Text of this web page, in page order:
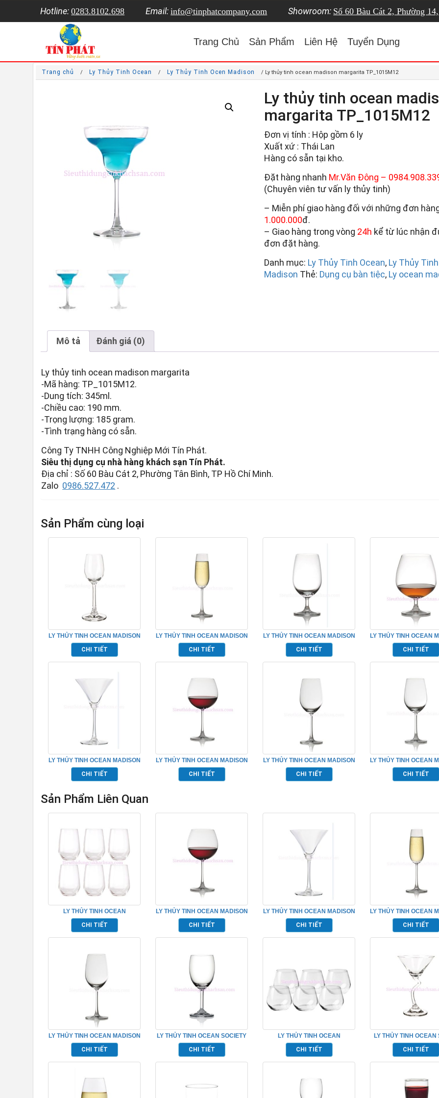
Hotline: 0283.8102.698 Email: info@tinphatcompany.com Showroom: Số 60 Bàu Cát 2, Phường
Trang Chủ Sản Phẩm Liên Hệ Tuyển Dụng
Trang chủ / Ly Thủy Tinh Ocean / Ly Thủy Tinh Ocen Madison / Ly thủy tinh ocean madison margarita TP_1015M12
Ly thủy tinh ocean
margarita TP_1015M12
Đơn vị tính : Hộp gồm 6 ly
Xuất xứ : Thái Lan
Hàng có sẵn tại kho.
Đặt hàng nhanh Mr.Văn Đông –
(Chuyên viên tư vấn ly thủy tinh)
– Miễn phí giao hàng đối với những đơn
1.000.000đ.
– Giao hàng trong vòng 24h kể từ lúc nhận
đơn đặt hàng.
Danh mục: Ly Thủy Tinh Ocean, Ly Thủy
Madison Thẻ: Dụng cụ bàn tiệc, Ly ocean
Mô tả Đánh giá (0)
Ly thủy tinh ocean madison margarita
-Mã hàng: TP_1015M12.
-Dung tích: 345ml.
-Chiều cao: 190 mm.
-Trọng lượng: 185 gram.
-Tình trạng hàng có sẵn.
Công Ty TNHH Công Nghiệp Mới Tín Phát.
Siêu thị dụng cụ nhà hàng khách sạn Tín Phát.
Địa chỉ : Số 60 Bàu Cát 2, Phường Tân Bình, TP Hồ Chí Minh.
Zalo 0986.527.472 .
Sản Phẩm cùng loại
LY THỦY TINH OCEAN MADISON
LIQUEUR TP_1015L03
CHI TIẾT
LY THỦY TINH OCEAN MADISON
FLUTE CHAMPAGNE
TP_1015F07
CHI TIẾT
LY THỦY TINH OCEAN MADISON
WATER GOBLET TP_1015G15
CHI TIẾT
LY THỦY TINH OCEAN
COGNAC
CHI TIẾT
LY THỦY TINH OCEAN MADISON
COCKTAIL TP_1015C10
CHI TIẾT
LY THỦY TINH OCEAN MADISON
BURGUNDY TP_1015D22
CHI TIẾT
LY THỦY TINH OCEAN MADISON
RED WINE TP_1015R15
CHI TIẾT
LY THỦY TINH OCEAN
WHITE WINE
CHI TIẾT
Sản Phẩm Liên Quan
LY THỦY TINH OCEAN
LEXINGTON HIBALL TP_C18513
CHI TIẾT
LY THỦY TINH OCEAN MADISON
BURGUNDY TP_1015D22
CHI TIẾT
LY THỦY TINH OCEAN MADISON
COCKTAIL TP_1015C10
CHI TIẾT
LY THỦY TINH OCEAN
FLUTE
TP_1015F07
CHI TIẾT
LY THỦY TINH OCEAN MADISON
RED WINE TP_1015R15
CHI TIẾT
LY THỦY TINH OCEAN SOCIETY
WHITE WINE TP_1523W07
CHI TIẾT
LY THỦY TINH OCEAN
LEXINGTON ROCK TP_ C18512
CHI TIẾT
LY THỦY TINH OCEAN
COCKTAIL
CHI TIẾT